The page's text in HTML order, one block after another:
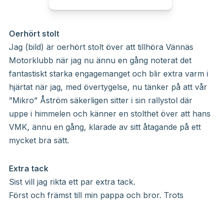
Oerhört stolt
Jag (bild) är oerhört stolt över att tillhöra Vännäs
Motorklubb när jag nu ännu en gång noterat det
fantastiskt starka engagemanget och blir extra varm i
hjärtat när jag, med övertygelse, nu tänker på att vår
”Mikro” Åström säkerligen sitter i sin rallystol där
uppe i himmelen och känner en stolthet över att hans
VMK, ännu en gång, klarade av sitt åtagande på ett
mycket bra sätt.
Extra tack
Sist vill jag rikta ett par extra tack.
Först och främst till min pappa och bror. Trots